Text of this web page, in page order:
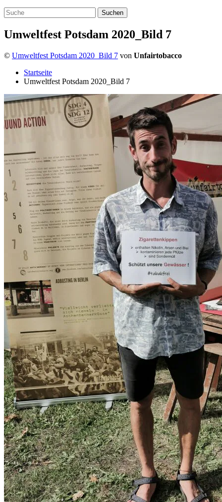
Umweltfest Potsdam 2020_Bild 7
© Umweltfest Potsdam 2020_Bild 7 von Unfairtobacco
Startseite
Umweltfest Potsdam 2020_Bild 7